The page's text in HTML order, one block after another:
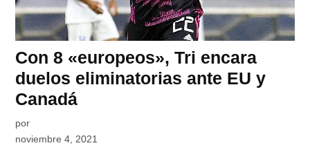
Con 8 «europeos», Tri encara
duelos eliminatorias ante EU y
Canadá
por
noviembre 4, 2021